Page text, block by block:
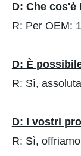
D: Che
R: Per OEM:
D: È
R: Sì,
D: I vostri
R: Sì,